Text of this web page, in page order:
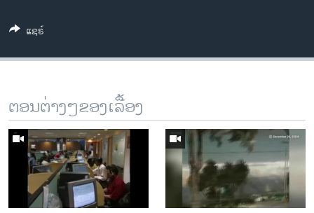
ແຊຣ໌
ຕອນຕ່າງໆຂອງເລື້ອງ